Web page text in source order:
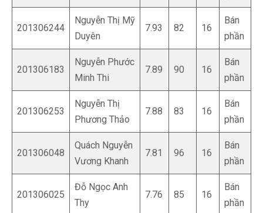
201306244
Nguyễn Thị Mỹ
Duyên
7.93 82 16
Bán
phần
201306183
Nguyễn Phước
Minh Thi
7.89 90 16
Bán
phần
201306253
Nguyễn Thị
Phương Thảo
7.88 83 16
Bán
phần
201306048
Quách Nguyễn
Vương Khanh
7.81 96 16
Bán
phần
201306025
Đỗ Ngọc Anh
Thy
7.76 85 16
Bán
phần